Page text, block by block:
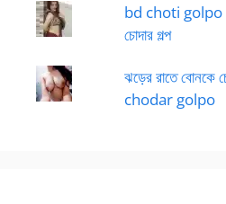
bd choti golpo
চোদার গল্প
ঝড়ের রাতে বোনকে
chodar golpo